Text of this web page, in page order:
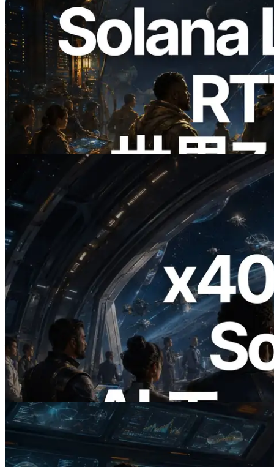
2026.08.05
ERPC、Solana Leader Slot APIを世界7
リージョンのping計測に拡張—
Validators Information APIも公開
この記事を読む
2026.07.04
ERPC、x402 決済対応の Solana RPC を
公開 — AI エージェントが必要な API
にその場で支払う時代の幕開け
この記事を読む